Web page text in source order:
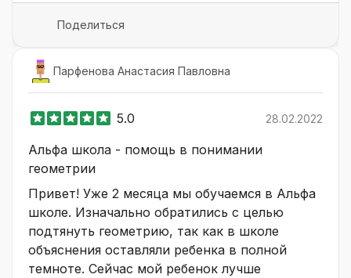
Поделиться
Парфенова Анастасия Павловна
5.0 28.02.2022
Альфа школа - помощь в понимании
геометрии
Привет! Уже 2 месяца мы обучаемся в Альфа
школе. Изначально обратились с целью
подтянуть геометрию, так как в школе
объяснения оставляли ребенка в полной
темноте. Сейчас мой ребенок лучше